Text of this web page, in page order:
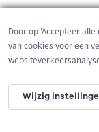
200 m
Door op 'Accepteer
van cookies voor een
Wijzig